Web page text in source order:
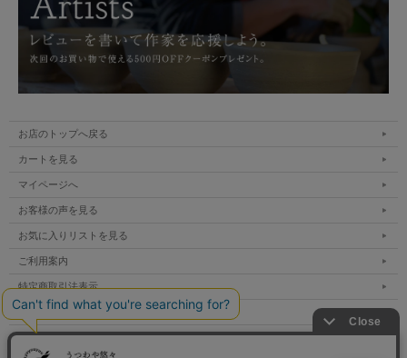
お店のトップへ戻る
カートを見る
マイページへ
お客様の声を見る
お気に入りリストを見る
ご利用案内
特定商取引法表示
個人情報の取扱い
サイトマップ